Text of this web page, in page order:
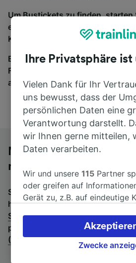
Um Bustickets zu finden, starten
eine Suche und wir vergleichen
Kosten für Bahn- und Busreisen
Egal, wohin die Reise geht –
Finden Sie hier Fahrkarten für
als 170 Bahn- und
Mit dem Fernbus von
nach Frankfurt (Main)
Suchen Sie nach einem
hier entlang:Fernbusse von
Stuttgart Hbf.Wenn Sie lieber mit
prüfen Sie die
Züge von
(Main) Hbf.
Ihre Privatsphäre
Vielen Dank für Ihr
uns bewusst, dass der
persönlichen Daten eine
Verantwortung darstellt.
wir Ihnen gerne mitteilen,
Daten verarbeiten.
Wir und unsere115 Partner
oder greifen auf
Gerät zu, z.B. auf eindeutige
verarbeiten. Sie können Ihre
akzeptieren oder verwalten,
Ihres Widerspruchsrechts bei
Zwecke